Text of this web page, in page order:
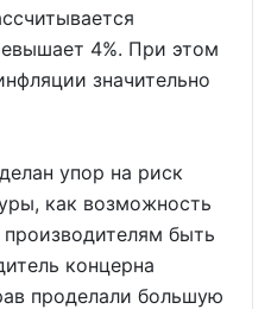
4%. При этом
значительно
упор на риск
как возможность
быть
концерна
проделали большую